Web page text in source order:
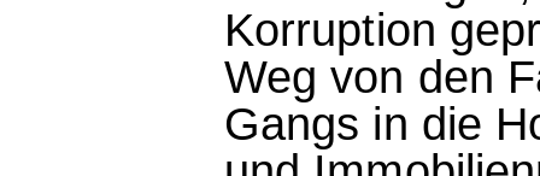
Korruption
Weg von den
Gangs in die